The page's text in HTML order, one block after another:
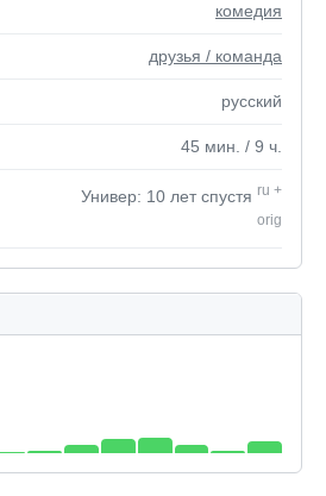
комедия
друзья / команда
русский
45 мин. / 9 ч.
Универ: 10 лет спустя ru +
orig